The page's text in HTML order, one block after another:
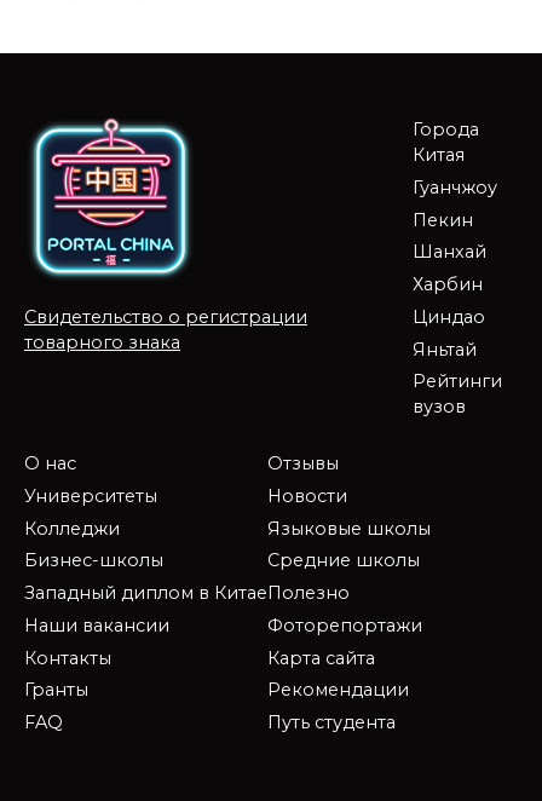
Свидетельство о регистрации
товарного знака
Города
Китая
Гуанчжоу
Пекин
Шанхай
Харбин
Циндао
Яньтай
Рейтинги
вузов
О нас
Университеты
Колледжи
Бизнес-школы
Западный диплом в Китае
Наши вакансии
Контакты
Гранты
FAQ
Отзывы
Новости
Языковые школы
Средние школы
Полезно
Фоторепортажи
Карта сайта
Рекомендации
Путь студента